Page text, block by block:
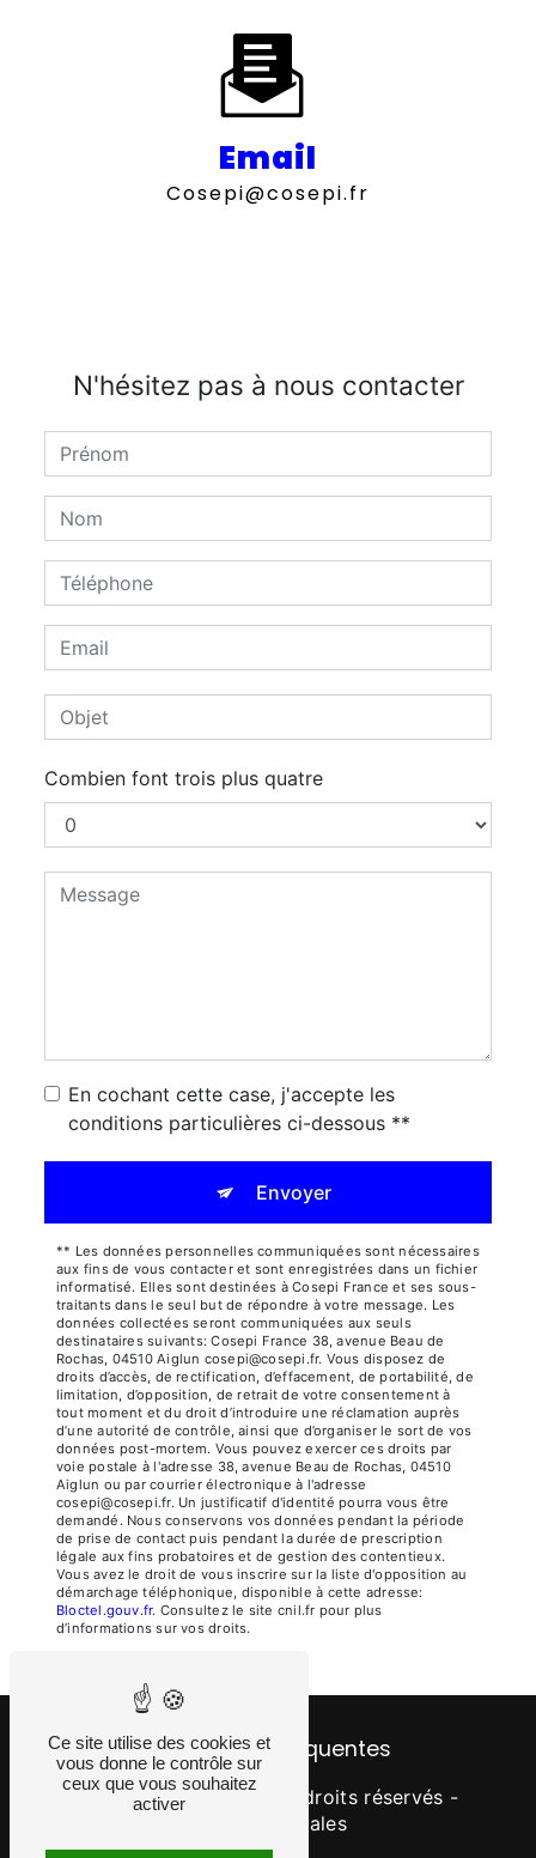
Email
cosepi@cosepi.fr
N'hésitez pas à nous contacter
Combien font trois plus quatre
En cochant cette case, j'accepte les
conditions particulières ci-dessous **
Envoyer
** Les données personnelles communiquées sont nécessaires
aux fins de vous contacter et sont enregistrées dans un fichier
informatisé. Elles sont destinées à Cosepi France et ses sous-
traitants dans le seul but de répondre à votre message. Les
données collectées seront communiquées aux seuls
destinataires suivants: Cosepi France 38, avenue Beau de
Rochas, 04510 Aiglun cosepi@cosepi.fr. Vous disposez de
droits d’accès, de rectification, d’effacement, de portabilité, de
limitation, d’opposition, de retrait de votre consentement à
tout moment et du droit d’introduire une réclamation auprès
d’une autorité de contrôle, ainsi que d’organiser le sort de vos
données post-mortem. Vous pouvez exercer ces droits par
voie postale à l'adresse 38, avenue Beau de Rochas, 04510
Aiglun ou par courrier électronique à l'adresse
cosepi@cosepi.fr. Un justificatif d'identité pourra vous être
demandé. Nous conservons vos données pendant la période
de prise de contact puis pendant la durée de prescription
légale aux fins probatoires et de gestion des contentieux.
Vous avez le droit de vous inscrire sur la liste d'opposition au
démarchage téléphonique, disponible à cette adresse:
Bloctel.gouv.fr. Consultez le site cnil.fr pour plus
d’informations sur vos droits.
Recherches fréquentes
©Vistalid- 2026 - Tous droits réservés -
Mentions légales
Ce site utilise des cookies et
vous donne le contrôle sur
ceux que vous souhaitez
activer